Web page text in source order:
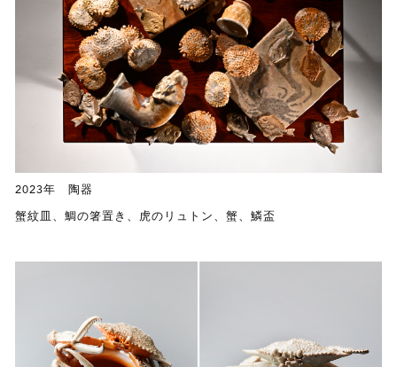
2023年 陶器
蟹紋皿、鯛の箸置き、虎のリュトン、蟹、鱗盃